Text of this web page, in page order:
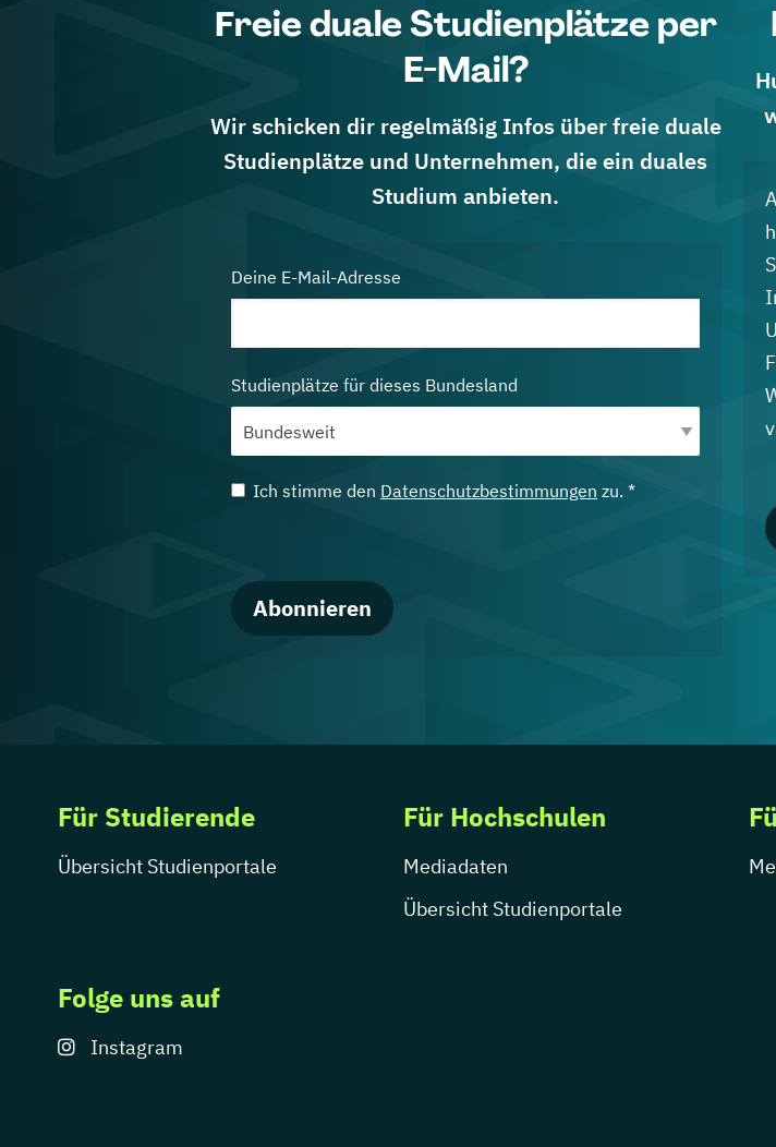
Freie duale Studienplätze per
E-Mail?
Wir schicken dir regelmäßig Infos über freie duale
Studienplätze und Unternehmen, die ein duales
Studium anbieten.
Deine E-Mail-Adresse
Studienplätze für dieses Bundesland
Ich stimme den Datenschutzbestimmungen zu. *
Abonnieren
Für Studierende
Übersicht Studienportale
Für Hochschulen
Mediadaten
Übersicht Studienportale
Folge uns auf
Instagram